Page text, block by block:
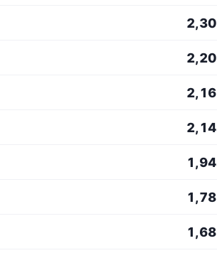
2,30
2,20
2,16
2,14
1,94
1,78
1,68